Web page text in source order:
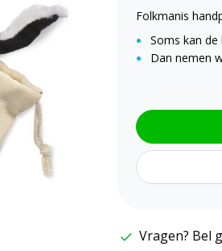
Folkmanis
Soms kan
Dan nemen
Vragen? Bel